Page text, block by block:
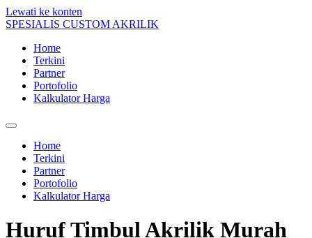
Lewati ke konten
SPESIALIS CUSTOM AKRILIK
Home
Terkini
Partner
Portofolio
Kalkulator Harga
Home
Terkini
Partner
Portofolio
Kalkulator Harga
Huruf Timbul Akrilik Murah